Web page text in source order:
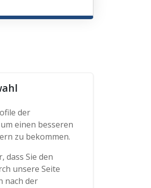
der
einen besseren
zu bekommen.
dass Sie den
unsere Seite
nach der